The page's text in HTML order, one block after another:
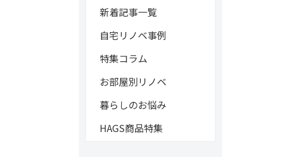
新着記事一覧
自宅リノベ事例
特集コラム
お部屋別リノベ
暮らしのお悩み
HAGS商品特集